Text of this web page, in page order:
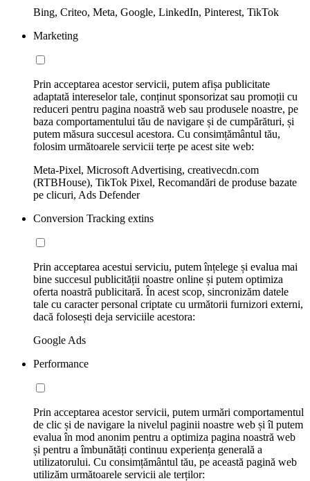
Bing, Criteo, Meta, Google, LinkedIn, Pinterest, TikTok
Marketing
Prin acceptarea acestor servicii, putem afișa publicitate
adaptată intereselor tale, conținut sponsorizat sau promoții cu
reduceri pentru pagina noastră web sau produsele noastre, pe
baza comportamentului tău de navigare și de cumpărături, și
putem măsura succesul acestora. Cu consimțământul tău,
folosim următoarele servicii terțe pe acest site web:
Meta-Pixel, Microsoft Advertising, creativecdn.com
(RTBHouse), TikTok Pixel, Recomandări de produse bazate
pe clicuri, Ads Defender
Conversion Tracking extins
Prin acceptarea acestui serviciu, putem înțelege și evalua mai
bine succesul publicității noastre online și putem optimiza
oferta noastră publicitară. În acest scop, sincronizăm datele
tale cu caracter personal criptate cu următorii furnizori externi,
dacă folosești deja serviciile acestora:
Google Ads
Performance
Prin acceptarea acestor servicii, putem urmări comportamentul
de clic și de navigare la nivelul paginii noastre web și îl putem
evalua în mod anonim pentru a optimiza pagina noastră web
și pentru a îmbunătăți continuu experiența generală a
utilizatorului. Cu consimțământul tău, pe această pagină web
utilizăm următoarele servicii ale terților: